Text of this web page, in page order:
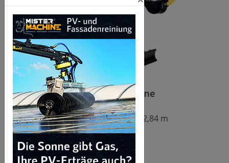
Yanmar Minibagger SV 26 Kabine
Einsatzgewicht: 2740 kg - Grabtiefe 2,84 m